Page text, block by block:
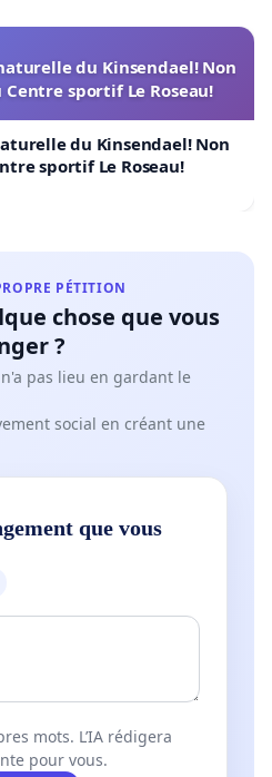
du Kinsendael! Non
sportif Le Roseau!
du Kinsendael! Non
sportif Le Roseau!
PÉTITION
chose que vous
?
pas lieu en gardant le
social en créant une
que vous
mots. L’IA rédigera
pour vous.